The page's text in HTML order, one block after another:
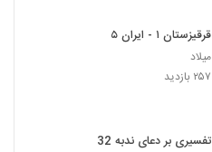
قرقیزستان ۱ - ایران ۵
میلاد
۲۵۷ بازدید
تفسیری بر دعای ندبه 32